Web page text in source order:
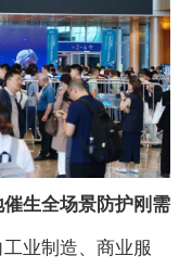
生全场景防护刚需
业制造、商业服